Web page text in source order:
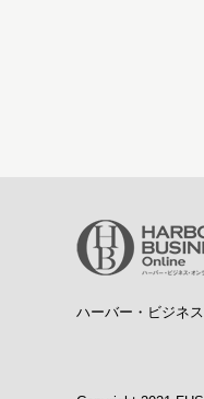
ハーバー・ビジネ